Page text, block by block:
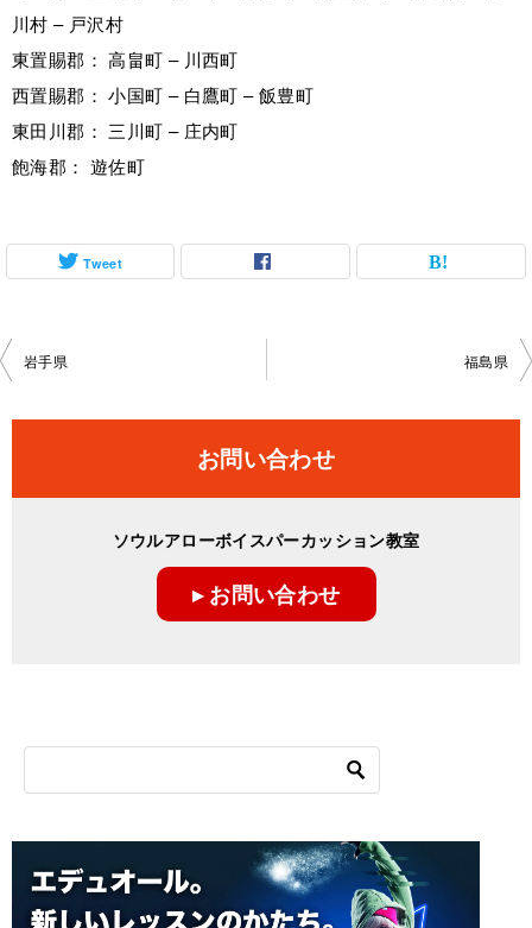
川村 – 戸沢村
東置賜郡： 高畠町 – 川西町
西置賜郡： 小国町 – 白鷹町 – 飯豊町
東田川郡： 三川町 – 庄内町
飽海郡： 遊佐町
Tweet
投
ビ
岩手県 福島県
お問い合わせ
ソウルアローボイスパーカッション教室
▸ お問い合わせ